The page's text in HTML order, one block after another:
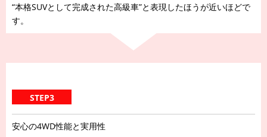
“本格SUVとして完成された高級車”と表現したほうが近いほどで
す。
STEP3
安心の4WD性能と実用性